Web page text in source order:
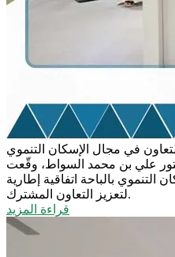
في مجال الإسكان التنموي
علي بن محمد السواط، وقّعت
التنموي بالباحة اتفاقية إطارية
لتعزيز التعاون المشترك.
قراءة المزيد